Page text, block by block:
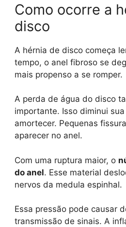
Como ocorre a
disco
A hérnia de disco começa
tempo, o anel fibroso se
mais propenso a se romper.
A perda de água do disco
importante. Isso diminui
amortecer. Pequenas
aparecer no anel.
Com uma ruptura maior, o
do anel. Esse material
nervos da medula espinhal.
Essa pressão pode causar
transmissão de sinais. A